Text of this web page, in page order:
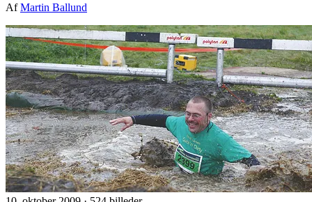
AfMartin Ballund